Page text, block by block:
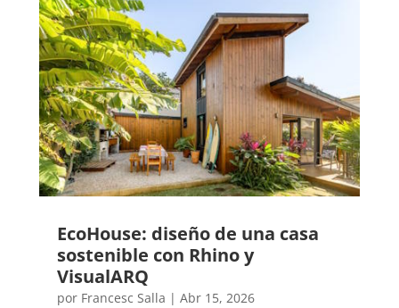
EcoHouse: diseño de una casa
sostenible con Rhino y
VisualARQ
por Francesc Salla | Abr 15, 2026